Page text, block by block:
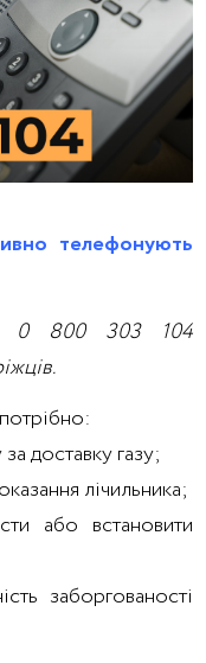
телефонують
0 800 303 104
доставку газу;
лічильника;
або встановити
заборгованості